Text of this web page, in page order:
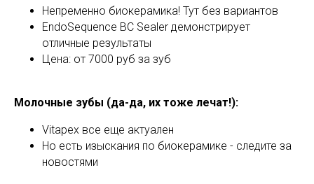
Непременно биокерамика! Тут без вариантов
EndoSequence BC Sealer демонстрирует
отличные результаты
Цена: от 7000 руб за зуб
Молочные зубы (да-да, их тоже лечат!):
Vitapex все еще актуален
Но есть изыскания по биокерамике - следите за
новостями